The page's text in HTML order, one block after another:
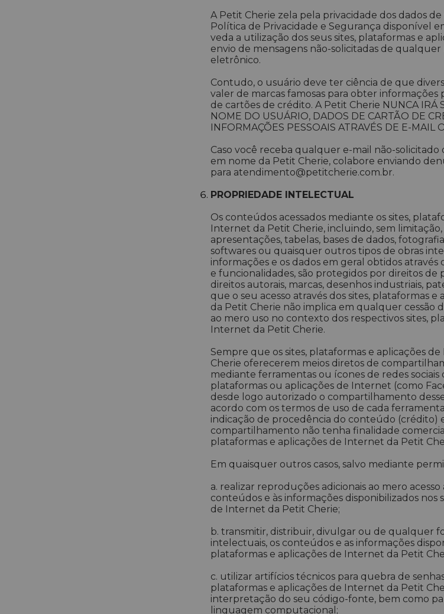
A Petit Cherie zela pela privacidade dos dados
Política de Privacidade e Segurança disponível
veda a utilização dos seus sites, plataformas e
envio de mensagens não-solicitadas de
eletrônico.
Contudo, o usuário deve ter ciência de que
valer de marcas famosas para obter informações
de cartões de crédito. A Petit Cherie NUNCA IRÁ
NOME DO USUÁRIO, DADOS DE CARTÃO DE
INFORMAÇÕES PESSOAIS ATRAVÉS DE E-MAIL
Caso você receba qualquer e-mail não-
em nome da Petit Cherie, colabore enviando
para atendimento@petitcherie.com.br.
PROPRIEDADE INTELECTUAL
Os conteúdos acessados mediante os sites,
Internet da Petit Cherie, incluindo, sem
apresentações, tabelas, bases de dados,
softwares ou quaisquer outros tipos de obras
informações e os dados em geral obtidos através
e funcionalidades, são protegidos por direitos
direitos autorais, marcas, desenhos industriais,
que o seu acesso através dos sites, plataformas
da Petit Cherie não implica em qualquer cessão
ao mero uso no contexto dos respectivos sites,
Internet da Petit Cherie.
Sempre que os sites, plataformas e aplicações
Cherie oferecerem meios diretos de
mediante ferramentas ou ícones de redes sociais
plataformas ou aplicações de Internet (como
desde logo autorizado o compartilhamento
acordo com os termos de uso de cada
indicação de procedência do conteúdo (crédito)
compartilhamento não tenha finalidade
plataformas e aplicações de Internet da Petit
Em quaisquer outros casos, salvo mediante
a. realizar reproduções adicionais ao mero acesso
conteúdos e às informações disponibilizados nos
de Internet da Petit Cherie;
b. transmitir, distribuir, divulgar ou de qualquer
intelectuais, os conteúdos e as informações
plataformas e aplicações de Internet da Petit
c. utilizar artifícios técnicos para quebra de
plataformas e aplicações de Internet da Petit
interpretação do seu código-fonte, bem como
linguagem computacional;